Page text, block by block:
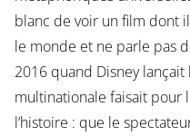
blanc de voir un film dont
le monde et ne parle pas
2016 quand Disney
multinationale faisait pour
l’histoire : que le